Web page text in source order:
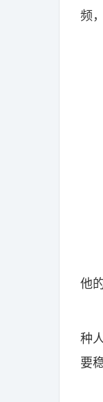
频
他
种
要